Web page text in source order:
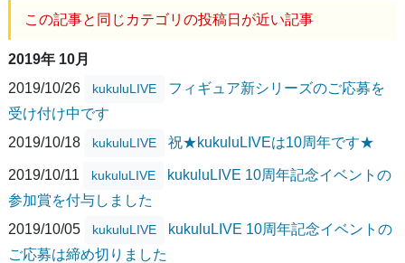
この記事と同じカテゴリの投稿日が近い記事
2019年 10月
2019/10/26
kukuluLIVE
フィギュア新シリーズのご応募を
受け付け中です
2019/10/18
kukuluLIVE 祝★kukuluLIVEは10周年です★
2019/10/11 kukuluLIVE
kukuluLIVE 10周年記念イベントの
参加賞を付与しました
2019/10/05
kukuluLIVE
kukuluLIVE 10周年記念イベントの
ご応募は締め切りました